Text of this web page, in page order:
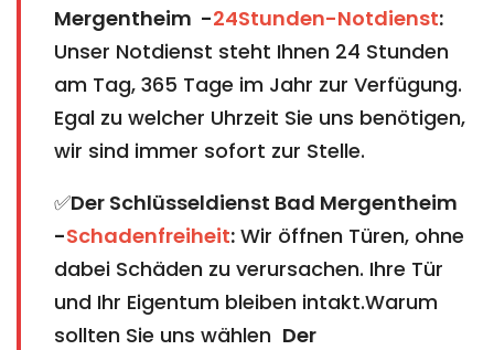
Mergentheim -24Stunden-Notdienst:
Unser Notdienst steht Ihnen 24 Stunden
am Tag, 365 Tage im Jahr zur Verfügung.
Egal zu welcher Uhrzeit Sie uns benötigen,
wir sind immer sofort zur Stelle.
✅Der Schlüsseldienst Bad Mergentheim
-Schadenfreiheit: Wir öffnen Türen, ohne
dabei Schäden zu verursachen. Ihre Tür
und Ihr Eigentum bleiben intakt.Warum
sollten Sie uns wählen Der